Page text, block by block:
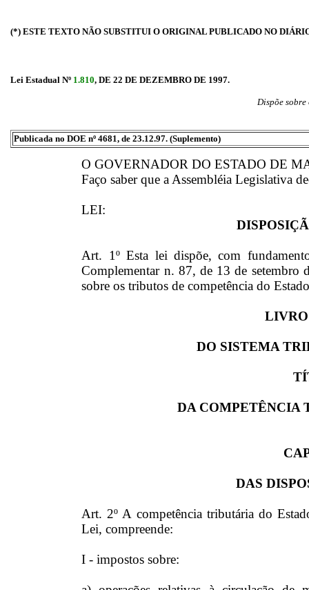
(*) ESTE TEXTO NÃO SUBSTITUI O ORIGINAL PUBLICADO NO
Lei Estadual Nº 1.810, DE 22 DE DEZEMBRO DE 1997.
Dispõe
Publicada no DOE nº 4681, de 23.12.97. (Suplemento)
O GOVERNADOR DO ESTADO DE
Faço saber que a Assembléia Legislativa
LEI:
Art. 1º Esta lei dispõe, com
Complementar n. 87, de 13 de setembro
sobre os tributos de competência do
DO SISTEMA
DA COMPETÊNCIA
DAS
Art. 2º A competência tributária do
Lei, compreende:
I - impostos sobre: